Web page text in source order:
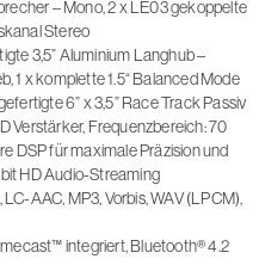
– Mono, 2 x LE03 gekoppelte
Stereo
3,5” Aluminium Langhub –
1 x komplette 1.5“ Balanced Mode
6” x 3,5” Race Track Passiv
Verstärker, Frequenzbereich: 70
DSP für maximale Präzision und
HD Audio-Streaming
AAC, MP3, Vorbis, WAV (LPCM),
integriert, Bluetooth® 4.2